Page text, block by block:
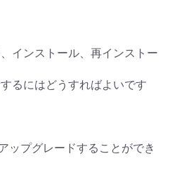
インストール、再インストー
るにはどうすればよいです
ップグレードすることができ